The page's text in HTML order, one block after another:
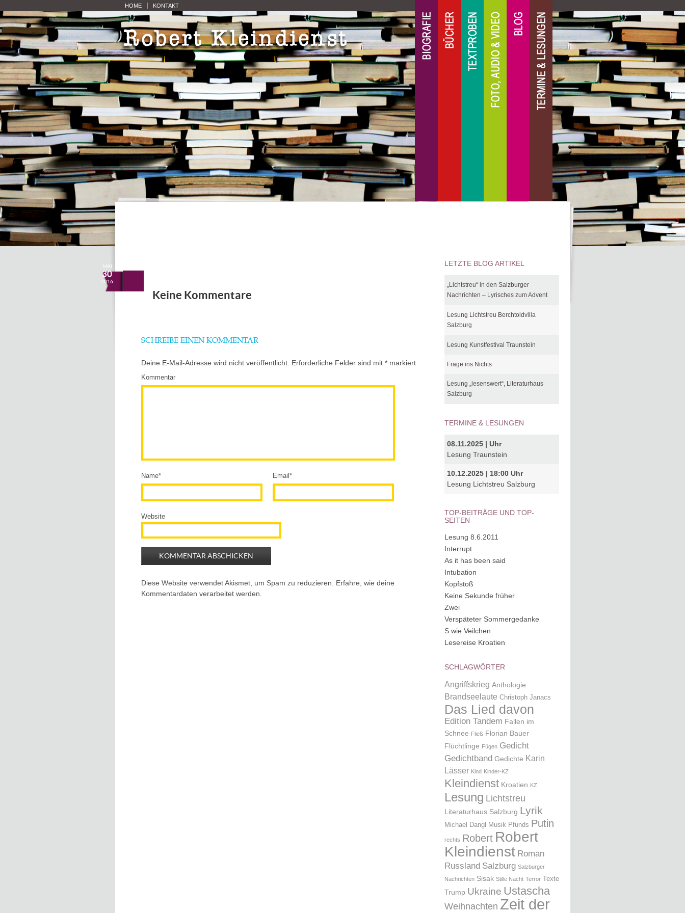
HOME KONTAKT
MAI
30
2016
Keine Kommentare
SCHREIBE EINEN KOMMENTAR
Deine E-Mail-Adresse wird nicht veröffentlicht. Erforderliche Felder sind mit * markiert
Kommentar
Name* Email *
Website
Diese Website verwendet Akismet, um Spam zu reduzieren. Erfahre, wie deine
Kommentardaten verarbeitet werden.
LETZTE BLOG ARTIKEL
„Lichtstreu“ in den Salzburger
Nachrichten – Lyrisches zum Advent
Lesung Lichtstreu Berchtoldvilla
Salzburg
Lesung Kunstfestival Traunstein
Frage ins Nichts
Lesung „lesenswert“, Literaturhaus
Salzburg
TERMINE & LESUNGEN
08.11.2025 | Uhr
Lesung Traunstein
10.12.2025 | 18:00 Uhr
Lesung Lichtstreu Salzburg
TOP-BEITRÄGE UND TOP-
SEITEN
Lesung 8.6.2011
Interrupt
As it has been said
Intubation
Kopfstoß
Keine Sekunde früher
Zwei
Verspäteter Sommergedanke
S wie Veilchen
Lesereise Kroatien
SCHLAGWÖRTER
Angriffskrieg Anthologie
Brandseelaute Christoph Janacs
Das Lied davon
Edition Tandem Fallen im
Schnee Fließ Florian Bauer
Flüchtlinge Fügen Gedicht
Gedichtband Gedichte Karin
Lässer Kind Kinder-KZ
Kleindienst Kroatien KZ
Lesung Lichtstreu
Literaturhaus Salzburg Lyrik
Michael Dangl Musik Pfunds Putin
rechts Robert Robert
Kleindienst Roman
Russland Salzburg Salzburger
Nachrichten Sisak Stille Nacht Terror Texte
Trump Ukraine Ustascha
Weihnachten Zeit der